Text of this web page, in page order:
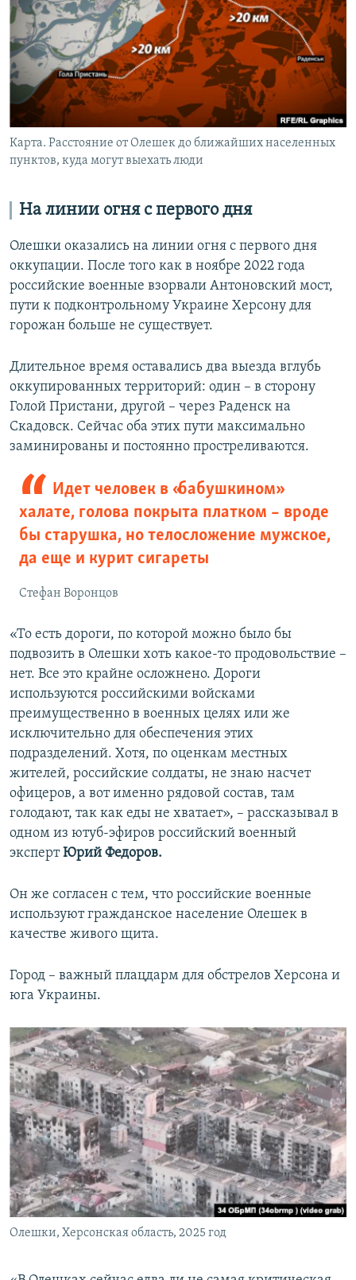
Карта. Расстояние от Олешек до ближайших населенных
пунктов, куда могут выехать люди
На линии огня с первого дня
Олешки оказались на линии огня с первого дня
оккупации. После того как в ноябре 2022 года
российские военные взорвали Антоновский мост,
пути к подконтрольному Украине Херсону для
горожан больше не существует.
Длительное время оставались два выезда вглубь
оккупированных территорий: один – в сторону
Голой Пристани, другой – через Раденск на
Скадовск. Сейчас оба этих пути максимально
заминированы и постоянно простреливаются.
Идет человек в «бабушкином»
халате, голова покрыта платком – вроде
бы старушка, но телосложение мужское,
да еще и курит сигареты
Стефан Воронцов
«То есть дороги, по которой можно было бы
подвозить в Олешки хоть какое-то продовольствие –
нет. Все это крайне осложнено. Дороги
используются российскими войсками
преимущественно в военных целях или же
исключительно для обеспечения этих
подразделений. Хотя, по оценкам местных
жителей, российские солдаты, не знаю насчет
офицеров, а вот именно рядовой состав, там
голодают, так как еды не хватает», – рассказывал в
одном из ютуб-эфиров российский военный
экспертЮрий Федоров.
Он же согласен с тем, что российские военные
используют гражданское население Олешек в
качестве живого щита.
Город – важный плацдарм для обстрелов Херсона и
юга Украины.
Олешки, Херсонская область, 2025 год